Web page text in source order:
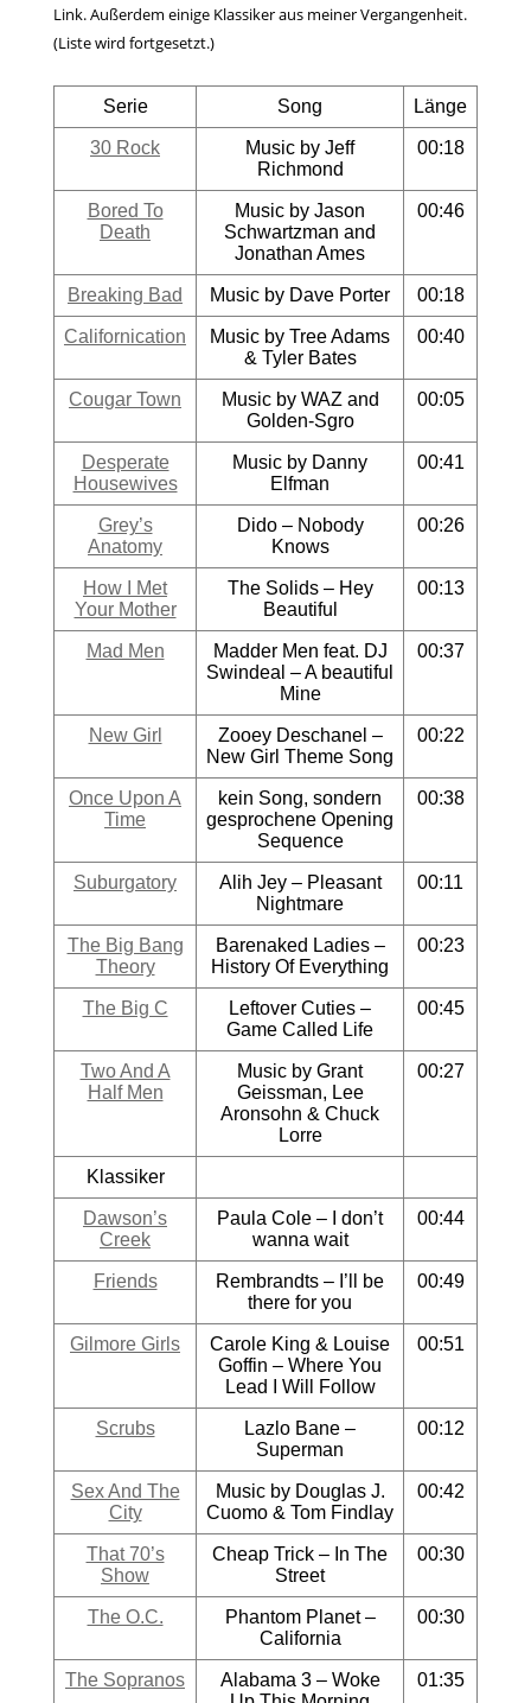
Link. Außerdem einige Klassiker aus meiner Vergangenheit.
(Liste wird fortgesetzt.)
Serie Song Länge
30 Rock
Music by Jeff
Richmond
00:18
Bored To
Death
Music by Jason
Schwartzman and
Jonathan Ames
00:46
Breaking Bad Music by Dave Porter 00:18
Californication
Music by Tree Adams
& Tyler Bates
00:40
Cougar Town
Music by WAZ and
Golden-Sgro
00:05
Desperate
Housewives
Music by Danny
Elfman
00:41
Grey’s
Anatomy
Dido – Nobody
Knows
00:26
How I Met
Your Mother
The Solids – Hey
Beautiful
00:13
Mad Men
Madder Men feat. DJ
Swindeal – A beautiful
Mine
00:37
New Girl
Zooey Deschanel –
New Girl Theme Song
00:22
Once Upon A
Time
kein Song, sondern
gesprochene Opening
Sequence
00:38
Suburgatory
Alih Jey – Pleasant
Nightmare
00:11
The Big Bang
Theory
Barenaked Ladies –
History Of Everything
00:23
The Big C
Leftover Cuties –
Game Called Life
00:45
Two And A
Half Men
Music by Grant
Geissman, Lee
Aronsohn & Chuck
Lorre
00:27
Klassiker
Dawson’s
Creek
Paula Cole – I don’t
wanna wait
00:44
Friends
Rembrandts – I’ll be
there for you
00:49
Gilmore Girls
Carole King & Louise
Goffin – Where You
Lead I Will Follow
00:51
Scrubs
Lazlo Bane –
Superman
00:12
Sex And The
City
Music by Douglas J.
Cuomo & Tom Findlay
00:42
That 70’s
Show
Cheap Trick – In The
Street
00:30
The O.C.
Phantom Planet –
California
00:30
The Sopranos
Alabama 3 – Woke
01:35